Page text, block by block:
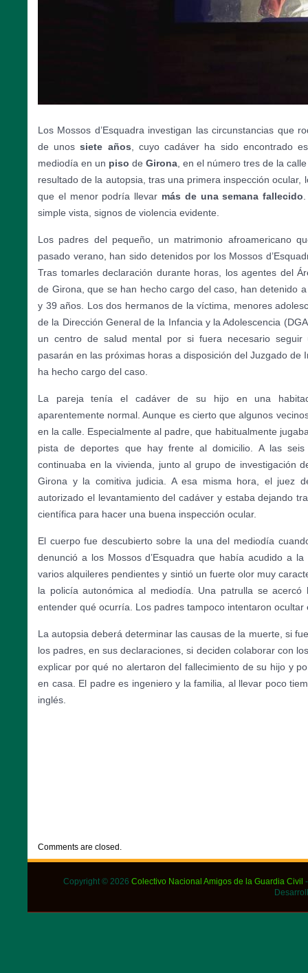
Los Mossos d’Esquadra investigan las circunstancias que
de unossiete años , cuyo cadáver ha sido encontrado
mediodía en un piso de Girona , en el número tres de la
resultado de la autopsia, tras una primera inspección ocular,
que el menor podría llevar más de una semana fallecido
simple vista, signos de violencia evidente.
Los padres del pequeño, un matrimonio afroamericano
pasado verano, han sido detenidos por los Mossos
Tras tomarles declaración durante horas, los agentes del
de Girona, que se han hecho cargo del caso, han detenido
y 39 años. Los dos hermanos de la víctima, menores
de la Dirección General de la Infancia y la Adolescencia
un centro de salud mental por si fuera necesario seguir
pasarán en las próximas horas a disposición del Juzgado de
ha hecho cargo del caso.
La pareja tenía el cadáver de su hijo en una
aparentemente normal. Aunque es cierto que algunos
en la calle. Especialmente al padre, que habitualmente
pista de deportes que hay frente al domicilio. A las
continuaba en la vivienda, junto al grupo de investigación
Girona y la comitiva judicia. A esa misma hora, el juez
autorizado el levantamiento del cadáver y estaba dejando
científica para hacer una buena inspección ocular.
El cuerpo fue descubierto sobre la una del mediodía
denunció a los Mossos d’Esquadra que había acudido a
varios alquileres pendientes y sintió un fuerte olor muy
la policía autonómica al mediodía. Una patrulla se
entender qué ocurría. Los padres tampoco intentaron ocultar
La autopsia deberá determinar las causas de la muerte, si
los padres, en sus declaraciones, si deciden colaborar con
explicar por qué no alertaron del fallecimiento de su hijo y
en casa. El padre es ingeniero y la familia, al llevar poco
inglés.
Comments are closed.
Copyright © 2026 Colectivo Nacional Amigos de la Guardia Civil